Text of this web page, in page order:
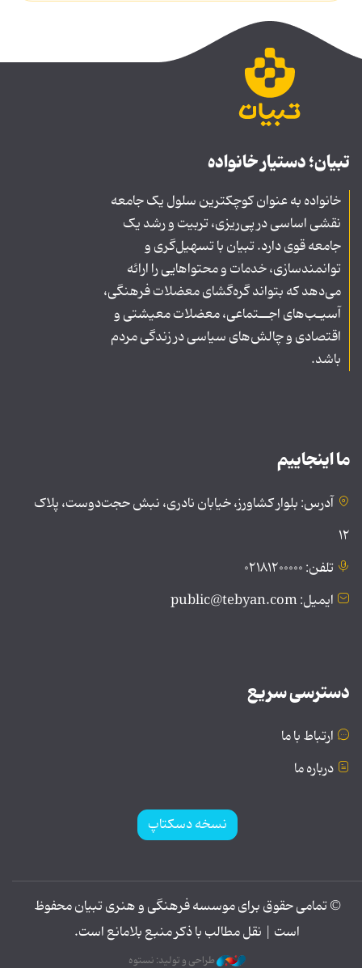
تبیان؛ دستیار خانواده
خانواده به عنوان کوچکترین سلول یک جامعه
نقشی اساسی در پی‌ریزی، تربیت و رشد یک
جامعه قوی دارد. تبیان با تسهیل‌گری و
توانمندسازی، خدمات و محتواهایی را ارائه
می‌دهد که بتواند گره‌گشای معضلات فرهنگی،
آسیـب‌های اجــتماعی، معضلات معیشتی و
اقتصادی و چالش‌های سیاسی در زندگی مردم
باشد.
ما اینجاییم
آدرس: بلوار کشاورز، خیابان نادری، نبش حجت‌دوست، پلاک
۱۲
تلفن: ۰۲۱۸۱۲۰۰۰۰۰
ایمیل: public@tebyan.com
دسترسی سریع
ارتباط با ما
درباره ما
نسخه دسکتاپ
© تمامی حقوق برای موسسه فرهنگی و هنری تبیان محفوظ
است | نقل مطالب با ذکر منبع بلامانع است.
طراحی و تولید: نستوه